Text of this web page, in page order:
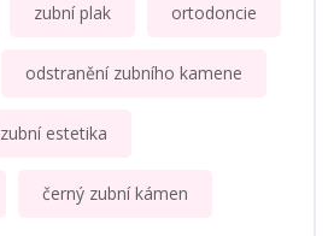
zubní plak ortodoncie
odstranění zubního kamene
zubní estetika
černý zubní kámen